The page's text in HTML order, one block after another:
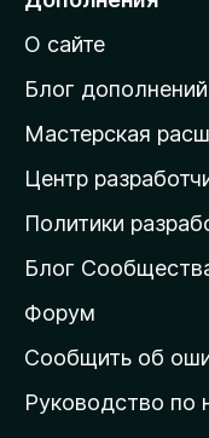
й
т
и
а
д
о
а
ш
н
ю
О сайте
Блог
Мастерская
Центр
Политики
Блог
Форум
Сообщить об
Руководство по